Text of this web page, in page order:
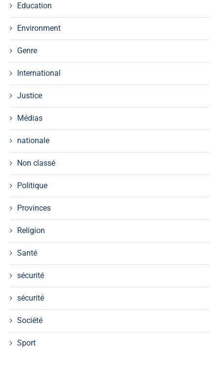
Education
Environment
Genre
International
Justice
Médias
nationale
Non classé
Politique
Provinces
Religion
Santé
sécurité
sécurité
Société
Sport